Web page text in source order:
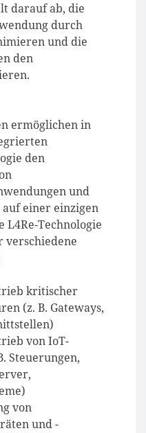
darauf ab, die
durch
und die
den
ermöglichen in
den
und
einer einzigen
Technologie
verschiedene
kritischer
(z. B. Gateways,
von IoT-
Steuerungen,
von
und -